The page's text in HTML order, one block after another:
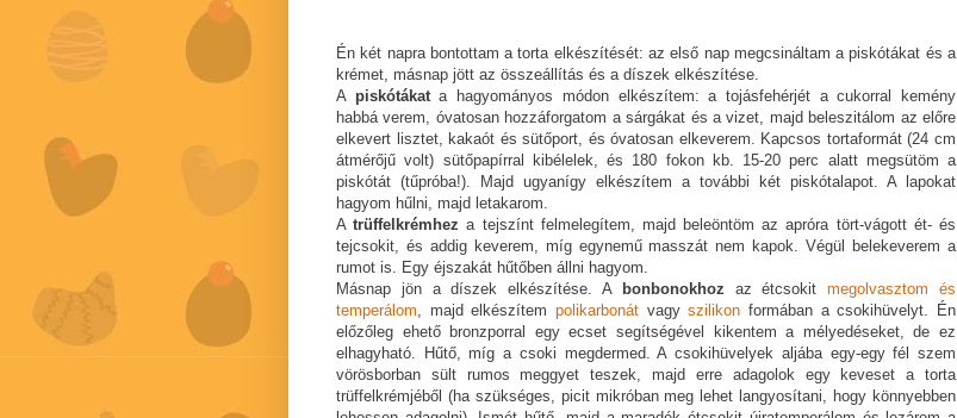
Én két napra bontottam a torta elkészítését: az első nap megcsináltam a piskótákat és a
krémet, másnap jött az összeállítás és a díszek elkészítése.
A piskótákata hagyományos módon elkészítem: a tojásfehérjét a cukorral kemény
habbá verem, óvatosan hozzáforgatom a sárgákat és a vizet, majd beleszitálom az előre
elkevert lisztet, kakaót és sütőport, és óvatosan elkeverem. Kapcsos tortaformát (24 cm
átmérőjű volt) sütőpapírral kibélelek, és 180 fokon kb. 15-20 perc alatt megsütöm a
piskótát (tűpróba!). Majd ugyanígy elkészítem a további két piskótalapot. A lapokat
hagyom hűlni, majd letakarom.
Atrüffelkrémhez a tejszínt felmelegítem, majd beleöntöm az apróra tört-vágott ét- és
tejcsokit, és addig keverem, míg egynemű masszát nem kapok. Végül belekeverem a
rumot is. Egy éjszakát hűtőben állni hagyom.
Másnap jön a díszek elkészítése. A
bonbonokhoz az étcsokitmegolvasztom és
temperálom, majd elkészítem polikarbonát vagyszilikon formában a csokihüvelyt. Én
előzőleg ehető bronzporral egy ecset segítségével kikentem a mélyedéseket, de ez
elhagyható. Hűtő, míg a csoki megdermed. A csokihüvelyek aljába egy-egy fél szem
vörösborban sült rumos meggyet teszek, majd erre adagolok egy keveset a torta
trüffelkrémjéből (ha szükséges, picit mikróban meg lehet langyosítani, hogy könnyebben